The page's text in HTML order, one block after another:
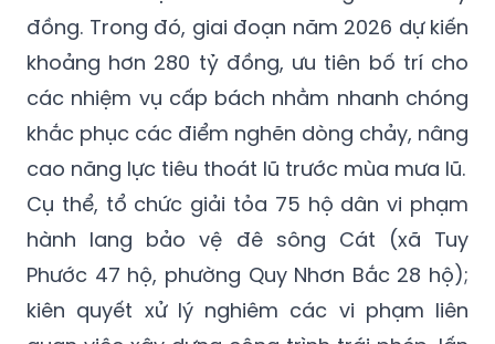
các nhiệm vụ cấp bách nhằm nhanh chóng
khắc phục các điểm nghẽn dòng chảy, nâng
cao năng lực tiêu thoát lũ trước mùa mưa lũ.
Cụ thể, tổ chức giải tỏa 75 hộ dân vi phạm
hành lang bảo vệ đê sông Cát (xã Tuy
Phước 47 hộ, phường Quy Nhơn Bắc 28 hộ);
kiên quyết xử lý nghiêm các vi phạm liên
quan việc xây dựng công trình trái phép, lấn
chiếm hành lang bảo vệ đê, lòng sông và